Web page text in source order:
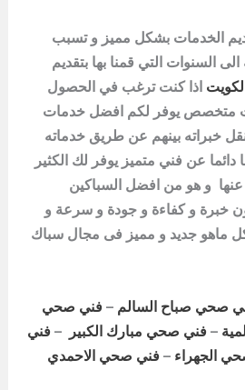
الخدمات بشكل مميز و تسبب
السنوات التي قمنا بها بتقديم
اذا كنت ترغب في الحصول
متخصص يوفر لكم افضل خدمات
خبراته بينهم عن طريق خدماته
دائما عن فني متميز يوفر لك الكثير
و هو من افضل السباكين
خبرة و كفاءة و جودة و سرعة و
ماهو جديد و مميز فى مجال سباك
صحي صباح السالم – فني صحي
– فني صحي مبارك الكبير – فني
الجهراء – فني صحي الاحمدي